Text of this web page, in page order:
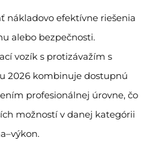
nákladovo efektívne riešenia
alebo bezpečnosti.
vozík s protizávažím s
2026 kombinuje dostupnú
profesionálnej úrovne, čo
možností v danej kategórii